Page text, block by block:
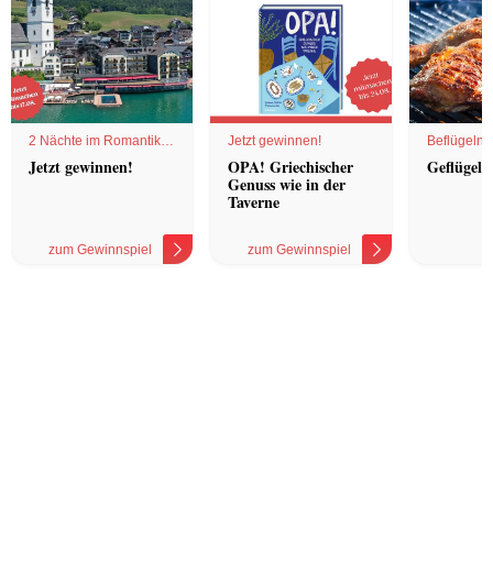
2 Nächte im Romantik
Hotel
Jetzt gewinnen!
zum Gewinnspiel
Jetzt gewinnen!
OPA! Griechischer
Genuss wie in der
Taverne
zum Gewinnspiel
Geflügel